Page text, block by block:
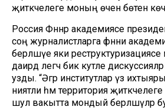
җитәкчелеге моның өчен бөтен
Россия Фәннәр академиясе
соң журналистларга фәнни
берләшүе яки реструктуризациясе
даирәдә әлегәчә бик куәтле
узды. “Әгәр институтлар үз ихтыяры
ниятли һәм территория
шул вакытта мондый берләшүләр